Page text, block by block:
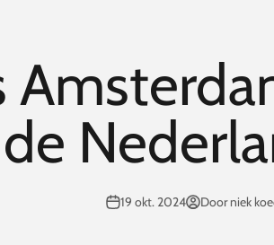
19 okt. 2024 Door niek